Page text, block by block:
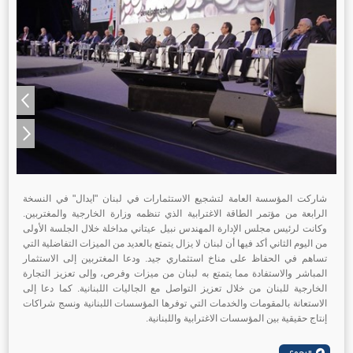
شاركت المؤسسة العامة لتشجيع الاستثمارات في لبنان "ايدال" في النسخة
الرابعة من مؤتمر الطاقة الاغترابية الذي تنظمه وزارة الخارجية والمغتربين.
وكانت لرئيس مجلس الإدارة المهندس نبيل عيتاني مداخلة خلال الجلسة الأولى
من اليوم الثاني أكد فيها أن لبنان لا يزال يتمتع بالعديد من الميزات التفاضلية التي
تساهم في الحفاظ على مناخ استثماري جيد. ودعا المغتربين إلى الاستثمار
المباشر والاستفادة مما يتمتع به لبنان من ميزات وفرص، وإلى تعزيز التجارة
الخارجية للبنان من خلال تعزيز التواصل مع الجاليات اللبنانية. كما دعا إلى
الاستعانة بالمقومات والخدمات التي توفرها المؤسسات اللبنانية ونسج شراكات
إنتاج حقيقية بين المؤسسات الاغترابية واللبنانية.